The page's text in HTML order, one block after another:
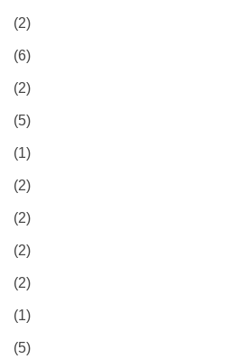
(2)
(6)
(2)
(5)
(1)
(2)
(2)
(2)
(2)
(1)
(5)